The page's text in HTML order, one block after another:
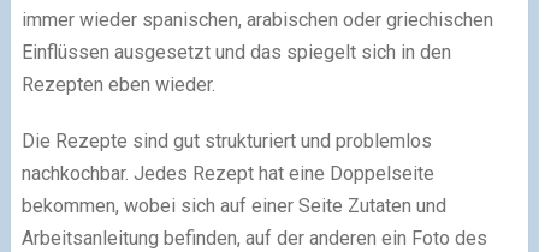
immer wieder spanischen, arabischen oder griechischen
Einflüssen ausgesetzt und das spiegelt sich in den
Rezepten eben wieder.
Die Rezepte sind gut strukturiert und problemlos
nachkochbar. Jedes Rezept hat eine Doppelseite
bekommen, wobei sich auf einer Seite Zutaten und
Arbeitsanleitung befinden, auf der anderen ein Foto des